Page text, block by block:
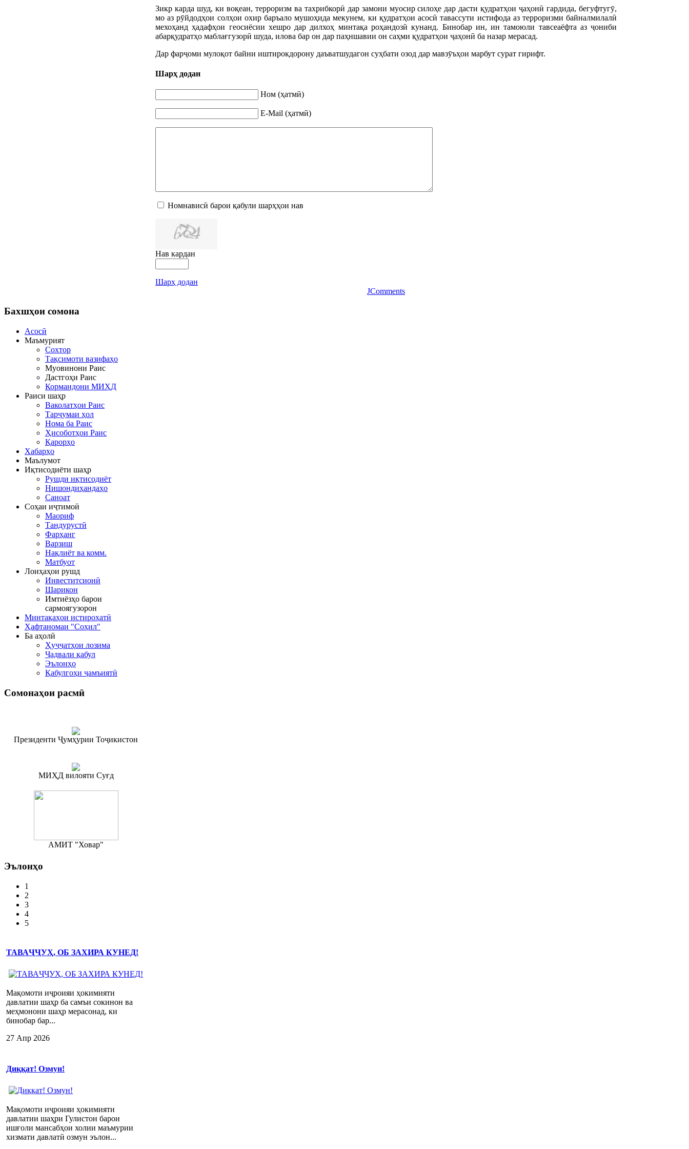
Зикр карда шуд, ки воқеан, терроризм ва тахрибкорӣ дар замони муосир силоҳе дар дасти қудратҳои ҷаҳонӣ гардида, бегуфтугӯ,
мо аз рӯйдодҳои солҳои охир баръало мушоҳида мекунем, ки қудратҳои асосӣ тавассути истифода аз терроризми байналмилалӣ
мехоҳанд ҳадафҳои геосиёсии хешро дар дилхоҳ минтақа роҳандозӣ кунанд. Бинобар ин, ин тамоюли тавсеаёфта аз ҷониби
абарқудратҳо маблағгузорӣ шуда, илова бар он дар паҳншавии он саҳми қудратҳои ҷаҳонӣ ба назар мерасад.
Дар фарҷоми мулоқот байни иштирокдорону даъватшудагон суҳбати озод дар мавзӯъҳои марбут сурат гирифт.
Шарҳ додан
Ном (ҳатмӣ)
E-Mail (ҳатмӣ)
Номнависӣ барои қабули шарҳҳои нав
Нав кардан
Шарҳ додан
JComments
Бахшҳои сомона
Асосӣ
Маъмурият
Сохтор
Тақсимоти вазифаҳо
Муовинони Раис
Дастгоҳи Раис
Кормандони МИҲД
Раиси шаҳр
Ваколатҳои Раис
Тарҷумаи ҳол
Нома ба Раис
Ҳисоботҳои Раис
Қарорҳо
Хабарҳо
Маълумот
Иқтисодиёти шаҳр
Рушди иқтисодиёт
Нишондиҳандаҳо
Саноат
Соҳаи иҷтимоӣ
Маориф
Тандурустӣ
Фарҳанг
Варзиш
Нақлиёт ва комм.
Матбуот
Лоиҳаҳои рушд
Инвеститсионӣ
Шарикон
Имтиёзҳо барои
сармоягузорон
Минтақаҳои истироҳатӣ
Ҳафтаномаи "Соҳил"
Ба аҳолӣ
Ҳуҷҷатҳои лозима
Ҷадвали қабул
Эълонҳо
Қабулгоҳи ҷамъиятӣ
Сомонаҳои расмӣ
Президенти Ҷумҳурии Тоҷикистон
МИҲД вилояти Суғд
АМИТ "Ховар"
Эълонҳо
1
2
3
4
5
ТАВАҶҶУҲ, ОБ ЗАХИРА КУНЕД!
Мақомоти иҷроияи ҳокимияти
давлатии шаҳр ба самъи сокинон ва
меҳмонони шаҳр мерасонад, ки
бинобар бар...
27 Апр 2026
Диққат! Озмун!
Мақомоти иҷроияи ҳокимияти
давлатии шаҳри Гулистон барои
ишғоли мансабҳои холии маъмурии
хизмати давлатӣ озмун эълон...